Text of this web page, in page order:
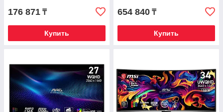
176 871 ₸
Купить
654 840 ₸
Купить